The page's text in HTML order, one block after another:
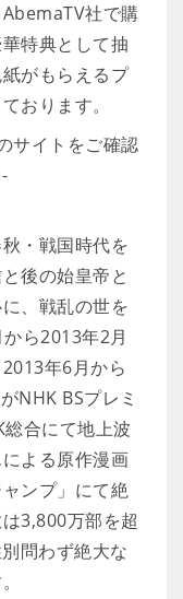
社で購
特典として抽
がもらえるプ
おります。
サイトをご確認
・戦国時代を
後の始皇帝と
、戦乱の世を
ら2013年2月
年6月から
NHK BSプレミ
合にて地上波
よる原作漫画
ンプ」にて絶
3,800万部を超
問わず絶大な